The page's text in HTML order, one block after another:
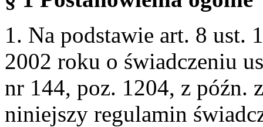
1. Na podstawie art. 8 ust.
2002 roku o świadczeniu
nr 144, poz. 1204, z późn.
niniejszy regulamin